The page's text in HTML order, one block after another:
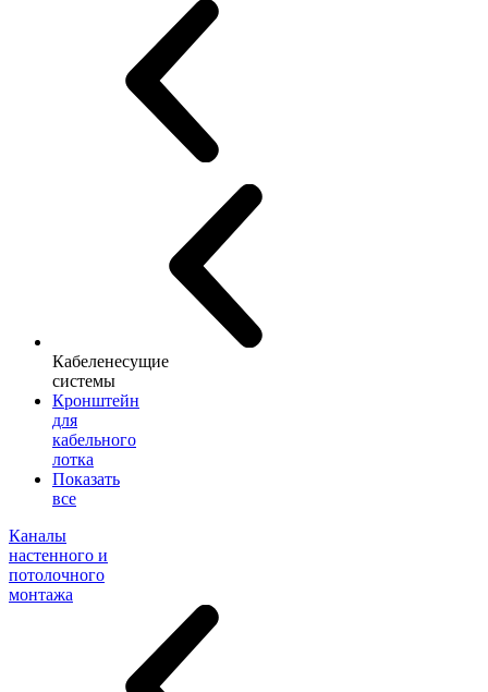
Кабеленесущие
системы
Кронштейн
для
кабельного
лотка
Показать
все
Каналы
настенного и
потолочного
монтажа